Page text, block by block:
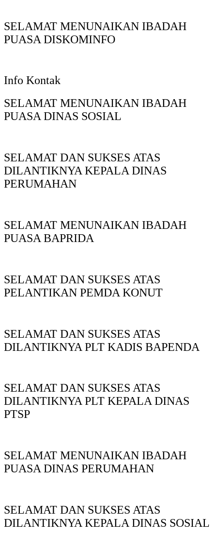
SELAMAT MENUNAIKAN IBADAH
PUASA DISKOMINFO
Info Kontak
SELAMAT MENUNAIKAN IBADAH
PUASA DINAS SOSIAL
SELAMAT DAN SUKSES ATAS
DILANTIKNYA KEPALA DINAS
PERUMAHAN
SELAMAT MENUNAIKAN IBADAH
PUASA BAPRIDA
SELAMAT DAN SUKSES ATAS
PELANTIKAN PEMDA KONUT
SELAMAT DAN SUKSES ATAS
DILANTIKNYA PLT KADIS BAPENDA
SELAMAT DAN SUKSES ATAS
DILANTIKNYA PLT KEPALA DINAS
PTSP
SELAMAT MENUNAIKAN IBADAH
PUASA DINAS PERUMAHAN
SELAMAT DAN SUKSES ATAS
DILANTIKNYA KEPALA DINAS SOSIAL